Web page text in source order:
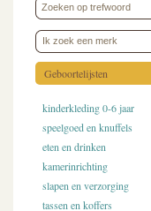
Ik zoek een merk
Geboortelijsten
kinderkleding 0-6 jaar
speelgoed en knuffels
eten en drinken
kamerinrichting
slapen en verzorging
tassen en koffers